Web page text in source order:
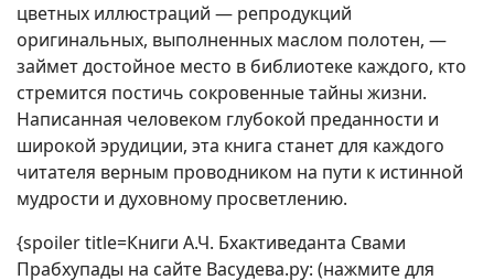
цветных иллюстраций — репродукций
оригинальных, выполненных маслом полотен, —
займет достойное место в библиотеке каждого, кто
стремится постичь сокровенные тайны жизни.
Написанная человеком глубокой преданности и
широкой эрудиции, эта книга станет для каждого
читателя верным проводником на пути к истинной
мудрости и духовному просветлению.
{spoiler title=Книги А.Ч. Бхактиведанта Свами
Прабхупады на сайте Васудева.ру: (нажмите для